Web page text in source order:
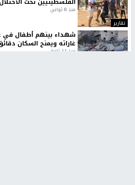
تقارير
منذ 8 ثواني
شهداء بينهم أطفال في
غاراته ويمنح السكان
منذ 11 ثانية